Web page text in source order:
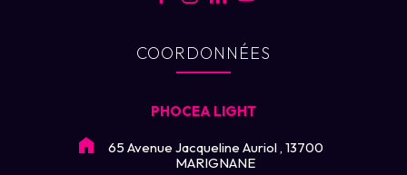
COORDONNÉES
PHOCEA LIGHT
65 Avenue Jacqueline Auriol , 13700
MARIGNANE